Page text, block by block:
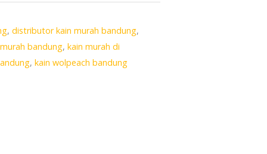
,distributor kain murah bandung,
bandung,kain murah di
,kain wolpeach bandung